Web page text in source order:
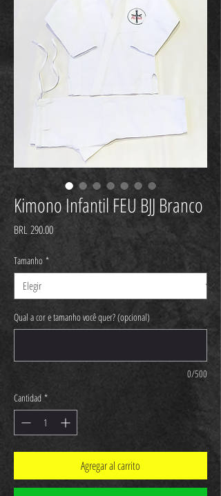
Kimono Infantil FEU BJJ Branco
BRL 290.00Precio
Tamanho *
Qual a cor e tamanho você quer? (opcional)
0/500
Cantidad *
Agregar al carrito